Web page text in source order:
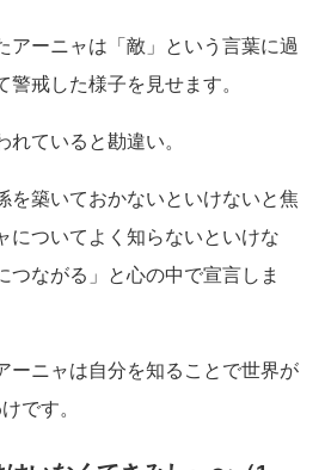
アーニャは「敵」という言葉に過
戒した様子を見せます。
れていると勘違い。
を築いておかないといけないと焦
についてよく知らないといけな
つながる」と心の中で宣言しま
ーニャは自分を知ることで世界が
です。